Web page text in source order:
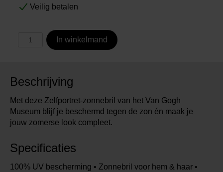
Veilig betalen
In winkelmand
Beschrijving
Met deze Zelfportret-zonnebril van het Van Gogh
Museum blijf je beschermd tegen de zon én maak je
jouw zomerse look compleet.
Specificaties
100% UV bescherming • Zonnebril voor hem & haar •